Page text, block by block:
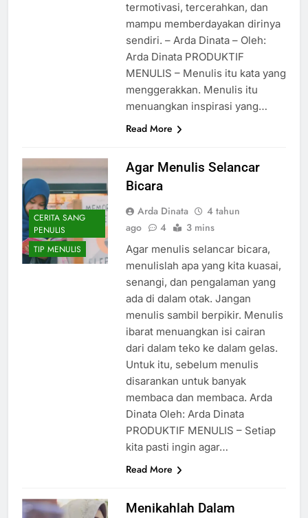
termotivasi, tercerahkan, dan
mampu memberdayakan dirinya
sendiri. – Arda Dinata – Oleh:
Arda Dinata PRODUKTIF
MENULIS – Menulis itu kata yang
menggerakkan. Menulis itu
menuangkan inspirasi yang…
Read More
CERITA SANG
PENULIS
TIP MENULIS
Agar Menulis Selancar
Bicara
Arda Dinata
4 tahun
ago
4 3 mins
Agar menulis selancar bicara,
menulislah apa yang kita kuasai,
senangi, dan pengalaman yang
ada di dalam otak. Jangan
menulis sambil berpikir. Menulis
ibarat menuangkan isi cairan
dari dalam teko ke dalam gelas.
Untuk itu, sebelum menulis
disarankan untuk banyak
membaca dan membaca. Arda
Dinata Oleh: Arda Dinata
PRODUKTIF MENULIS – Setiap
kita pasti ingin agar…
Read More
Menikahlah Dalam